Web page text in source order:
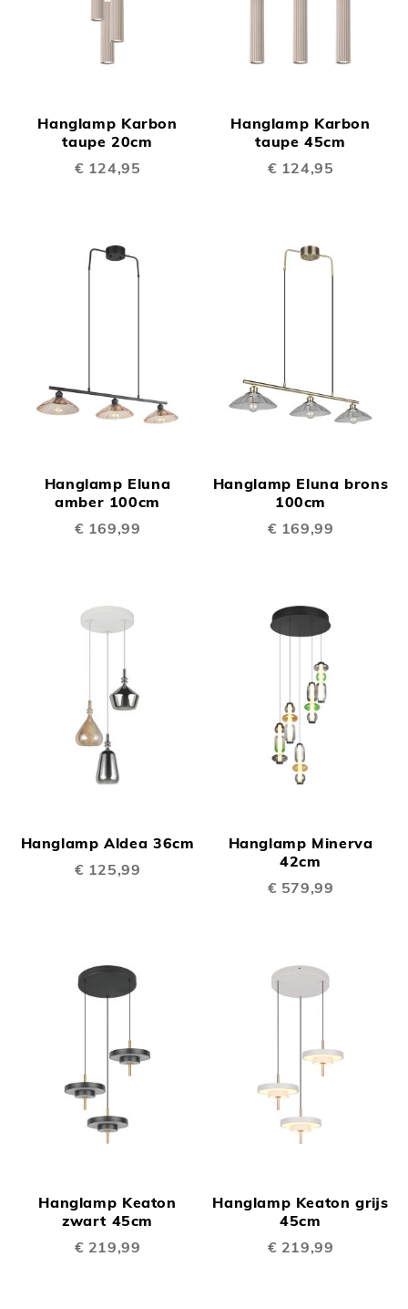
Hanglamp Karbon
taupe 20cm
€ 124,95
Hanglamp Karbon
taupe 45cm
€ 124,95
Hanglamp Eluna
amber 100cm
€ 169,99
Hanglamp Eluna brons
100cm
€ 169,99
Hanglamp Aldea 36cm
€ 125,99
Hanglamp Minerva
42cm
€ 579,99
Hanglamp Keaton
zwart 45cm
€ 219,99
Hanglamp Keaton grijs
45cm
€ 219,99